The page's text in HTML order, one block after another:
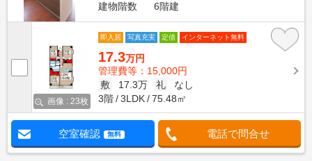
建物階数
6階建
画像 : 23枚
即入居 写真充実 定借 インターネット無料
17.3万円
管理費等：15,000円
敷
17.3万 礼
なし
3階
3LDK 75.48㎡
空室確認 無料 電話で問合せ